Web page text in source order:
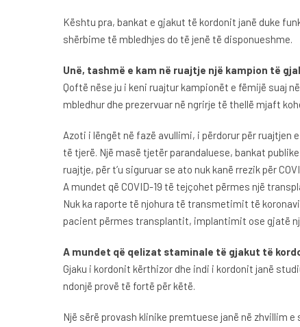
Kështu pra, bankat e gjakut të kordonit janë duke
shërbime të mbledhjes do të jenë të disponueshme.
Unë, tashmë e kam në ruajtje një kampion të
Qoftë nëse ju i keni ruajtur kampionët e fëmijë suaj
mbledhur dhe prezervuar në ngrirje të thellë mjaft
Azoti i lëngët në fazë avullimi, i përdorur për
të tjerë. Një masë tjetër parandaluese, bankat
ruajtje, për t’u siguruar se ato nuk kanë rrezik për
A mundet që COVID-19 të tejçohet përmes një
Nuk ka raporte të njohura të transmetimit të
pacient përmes transplantit, implantimit ose gjatë
A mundet që qelizat staminale të gjakut të
Gjaku i kordonit kërthizor dhe indi i kordonit janë
ndonjë provë të fortë për këtë.
Një sërë provash klinike premtuese janë në zhvillim